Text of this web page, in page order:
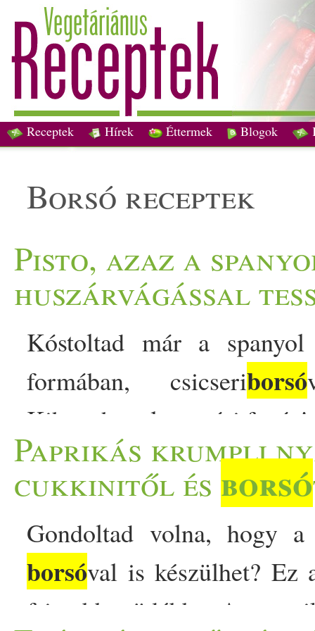
Receptek Hírek Éttermek Blogok
borsó receptek
Pisto, azaz a
huszárvágással
Kóstoltad már a
formában, csicseriborsó
Kihagyhatatlan nyári
,,ahány ház, annyi
rizzsel, hol nokedlivel,
készítik. Bizonyára kevés
nyáron ne készülne el
azaz a spanyolok
Paprikás krumpli
cukkinitől és borsó
Gondoltad volna, hogy
borsóval is készülhet? Ez
frissebb, üdébb. A